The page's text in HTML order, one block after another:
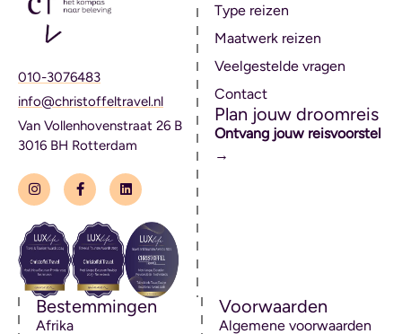
010-3076483
info@christoffeltravel.nl
Van Vollenhovenstraat 26 B
3016 BH Rotterdam
Type reizen
Maatwerk reizen
Veelgestelde vragen
Contact
Plan jouw droomreis
Ontvang jouw reisvoorstel
→
Bestemmingen
Afrika
Voorwaarden
Algemene voorwaarden